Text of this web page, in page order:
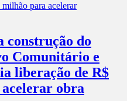
do
Comunitário e
liberação de R$
obra